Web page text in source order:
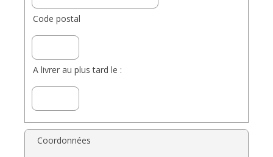
Code postal
A livrer au plus tard le :
Coordonnées